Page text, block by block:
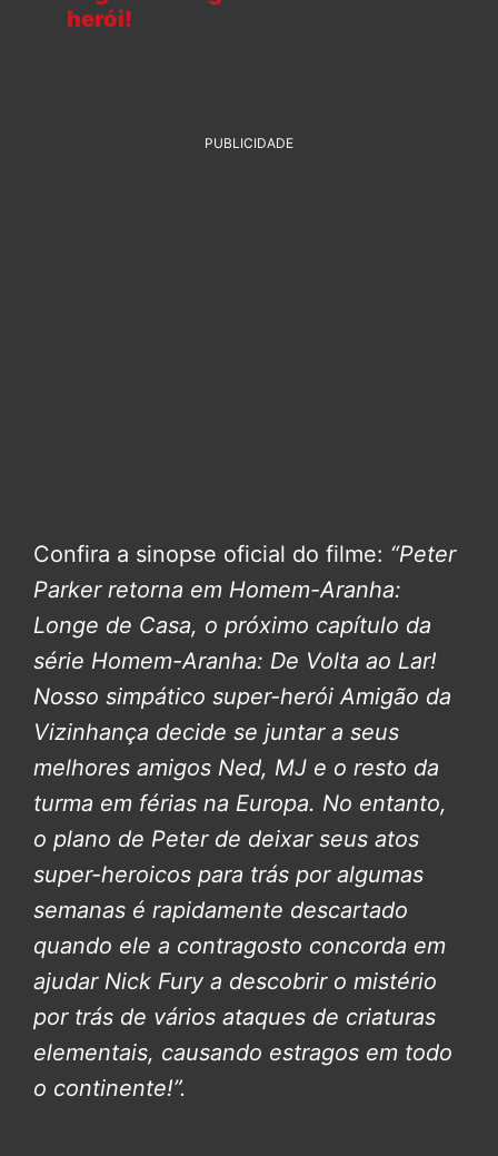
herói!
PUBLICIDADE
Confira a sinopse oficial do filme: “Peter
Parker retorna em Homem-Aranha:
Longe de Casa, o próximo capítulo da
série Homem-Aranha: De Volta ao Lar!
Nosso simpático super-herói Amigão da
Vizinhança decide se juntar a seus
melhores amigos Ned, MJ e o resto da
turma em férias na Europa. No entanto,
o plano de Peter de deixar seus atos
super-heroicos para trás por algumas
semanas é rapidamente descartado
quando ele a contragosto concorda em
ajudar Nick Fury a descobrir o mistério
por trás de vários ataques de criaturas
elementais, causando estragos em todo
o continente!”.